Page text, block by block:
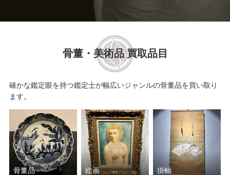
骨董・美術品 買取品目
確かな鑑定眼を持つ鑑定士が幅広いジャンルの骨董品を買い取り
ます。
骨董品 絵画 掛軸